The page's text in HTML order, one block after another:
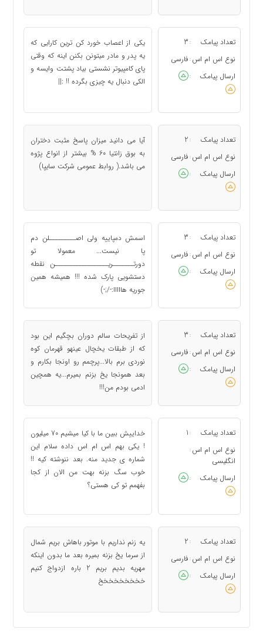
تعداد پیامک :
3
نوع اس ام اس : فارسی
ارسال پیامک
:
یکی از اعصاب خورد کن ترین کارایی که
یه پدر و مادر میتونن بکنن اینه که وقتی
پای کامپیوتر نشستی بیاد پشتت وایسه و
الکی دنبال یه چیزی بگرده !! :||
تعداد پیامک :
2
نوع اس ام اس : فارسی
ارسال پیامک
:
آیا می دانید میزان پاسخ مثبت دختران
به بوق زانتیا 60 % بیشتر از انواع پژوه
می باشد.( روابط عمومی شرکت سایپا)
تعداد پیامک :
3
نوع اس ام اس : فارسی
ارسال پیامک
:
اسمش دمپاییه ولی اصـــــــــلن دم
پا نیست... معمولا تو
دورتـــــــریــــــــــــــــــن نقطه
دستشویی پارک شده !!! همیشه همین
جوریه هااااا:-/;-)
تعداد پیامک :
3
نوع اس ام اس : فارسی
ارسال پیامک
:
از تفریحات سالم دوران بچگیم این بود
که از طبقات یخچال عینهو قهرمان کوه
نوردی برم بالا...پرچمم رو اونجا بکارم و
بعد همونجا یخ بزنم بمیرم...یه همچین
ادمی بودم من!!!
تعداد پیامک :
1
نوع اس ام اس :
انگلیسی
ارسال پیامک
:
خداییش ببین ما با کیا میشیم 70 میلیون
! یکی بهم اس ام اس داده سلام این
شماره ی جدید منه. بعد ننوشته کیه !!
خوب سگ بزنه بهت من الان از کجا
بفهمم تو کی هستی؟
تعداد پیامک :
2
نوع اس ام اس : فارسی
ارسال پیامک
:
یه زنم نداریم با موتور باهاش بریم شمال
از سرما یخ بزنه بمیره بعد ما بدون اینکه
مهریه بدیم بریم 2 باره ازدواج کنیم
خخخخخخخخخ